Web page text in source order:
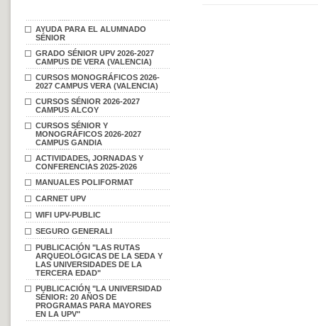
AYUDA PARA EL ALUMNADO
SÉNIOR
GRADO SÉNIOR UPV 2026-2027
CAMPUS DE VERA (VALENCIA)
CURSOS MONOGRÁFICOS 2026-
2027 CAMPUS VERA (VALENCIA)
CURSOS SÉNIOR 2026-2027
CAMPUS ALCOY
CURSOS SÉNIOR Y
MONOGRÁFICOS 2026-2027
CAMPUS GANDIA
ACTIVIDADES, JORNADAS Y
CONFERENCIAS 2025-2026
MANUALES POLIFORMAT
CARNET UPV
WIFI UPV-PUBLIC
SEGURO GENERALI
PUBLICACIÓN "LAS RUTAS
ARQUEOLÓGICAS DE LA SEDA Y
LAS UNIVERSIDADES DE LA
TERCERA EDAD"
PUBLICACIÓN "LA UNIVERSIDAD
SÉNIOR: 20 AÑOS DE
PROGRAMAS PARA MAYORES
EN LA UPV"